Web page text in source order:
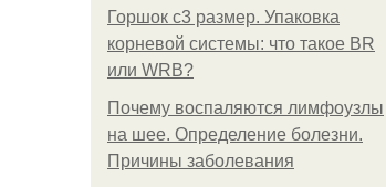
Горшок с3 размер. Упаковка
корневой системы: что такое BR
или WRB?
Почему воспаляются лимфоузлы
на шее. Определение болезни.
Причины заболевания